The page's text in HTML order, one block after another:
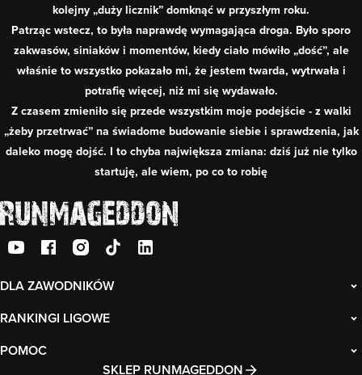
kolejny „duży licznik” domknąć w przyszłym roku.
Patrząc wstecz, to była naprawdę wymagająca droga. Było sporo
zakwasów, siniaków i momentów, kiedy ciało mówiło „dość”, ale
właśnie to wszystko pokazało mi, że jestem twarda, wytrwała i
potrafię więcej, niż mi się wydawało.
Z czasem zmieniło się przede wszystkim moje podejście - z walki
„żeby przetrwać” na świadome budowanie siebie i sprawdzenia, jak
daleko mogę dojść. I to chyba największa zmiana: dziś już nie tylko
startuję, ale wiem, po co to robię
DLA ZAWODNIKÓW
RANKINGI LIGOWE
POMOC
SKLEP RUNMAGEDDON